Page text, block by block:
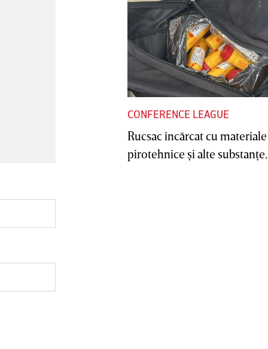
CONFERENCE LEAGUE
Rucsac încărcat cu materiale
pirotehnice şi alte substanţe,